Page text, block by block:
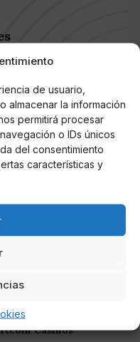
de usuario,
almacenar la información
permitirá procesar
o IDs únicos
del consentimiento
características y
y publicaciones
profesional
de contenidos
mejorar el
Search Engine
productos
turísticos alrededor
Online en
Casinos